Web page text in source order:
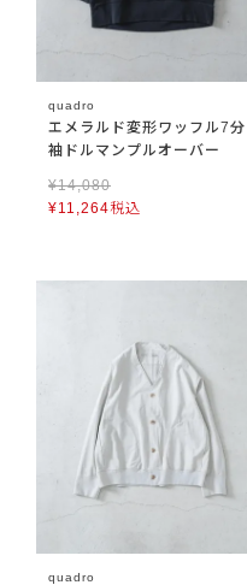
quadro
エメラルド変形ワッフル7分
袖ドルマンプルオーバー
¥14,080
¥11,264税込
quadro